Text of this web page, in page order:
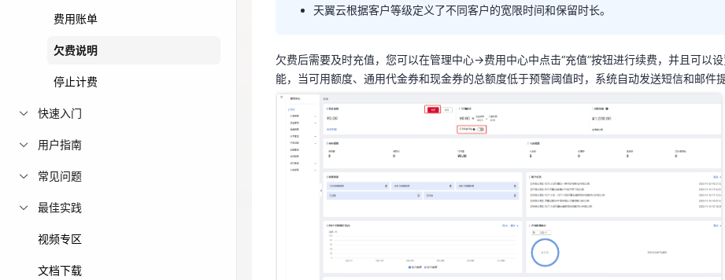
多款云产品免费试用，快来开启云上之旅 您的洞察，重塑科技边界
费用账单
欠费说明
停止计费
快速入门
用户指南
常见问题
最佳实践
视频专区
文档下载
天翼云根据客户等级定义了不同客户的宽限时间和保留时长。
欠费后需要及时充值，您可以在管理中心->费用中心中点击“充值”按钮进行续费，并且可以设
能，当可用额度、通用代金券和现金券的总额度低于预警阈值时，系统自动发送短信和邮件提
天翼云根据客户等级定义了不同客户的宽限时间和保留时长。
欠费后需要及时充值，您可以在管理中心->费用中心中点击“充值”按钮进行续费，并且可以
能，当可用额度、通用代金券和现金券的总额度低于预警阈值时，系统自动发送短信和邮件提